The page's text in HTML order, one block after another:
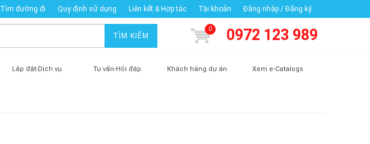
Tìm đường đi Quy định sử dụng Liên kết & Hợp tác Tài khoản Đăng nhập / Đăng ký
TÌM KIẾM
0 0972 123 989
Lắp đặt-Dịch vụ Tư vấn-Hỏi đáp Khách hàng dự án Xem e-Catalogs